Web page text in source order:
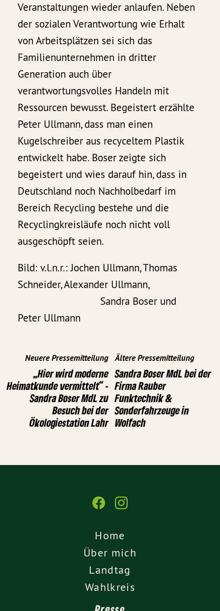
Veranstaltungen wieder anlaufen. Neben
der sozialen Verantwortung wie Erhalt
von Arbeitsplätzen sei sich das
Familienunternehmen in dritter
Generation auch über
verantwortungsvolles Handeln mit
Ressourcen bewusst. Begeistert erzählte
Peter Ullmann, dass man einen
Kugelschreiber aus recyceltem Plastik
entwickelt habe. Boser zeigte sich
begeistert und wies darauf hin, dass in
Deutschland noch Nachholbedarf im
Bereich Recycling bestehe und die
Recyclingkreisläufe noch nicht voll
ausgeschöpft seien.
Bild: v.l.n.r.: Jochen Ullmann, Thomas
Schneider, Alexander Ullmann,
Sandra Boser und
Peter Ullmann
Neuere Pressemitteilung
„Hier wird moderne
Heimatkunde vermittelt“ -
Sandra Boser MdL zu
Besuch bei der
Ökologiestation Lahr
Ältere Pressemitteilung
Sandra Boser MdL bei der
Firma Rauber
Funktechnik &
Sonderfahrzeuge in
Wolfach
Home
Über mich
Landtag
Wahlkreis